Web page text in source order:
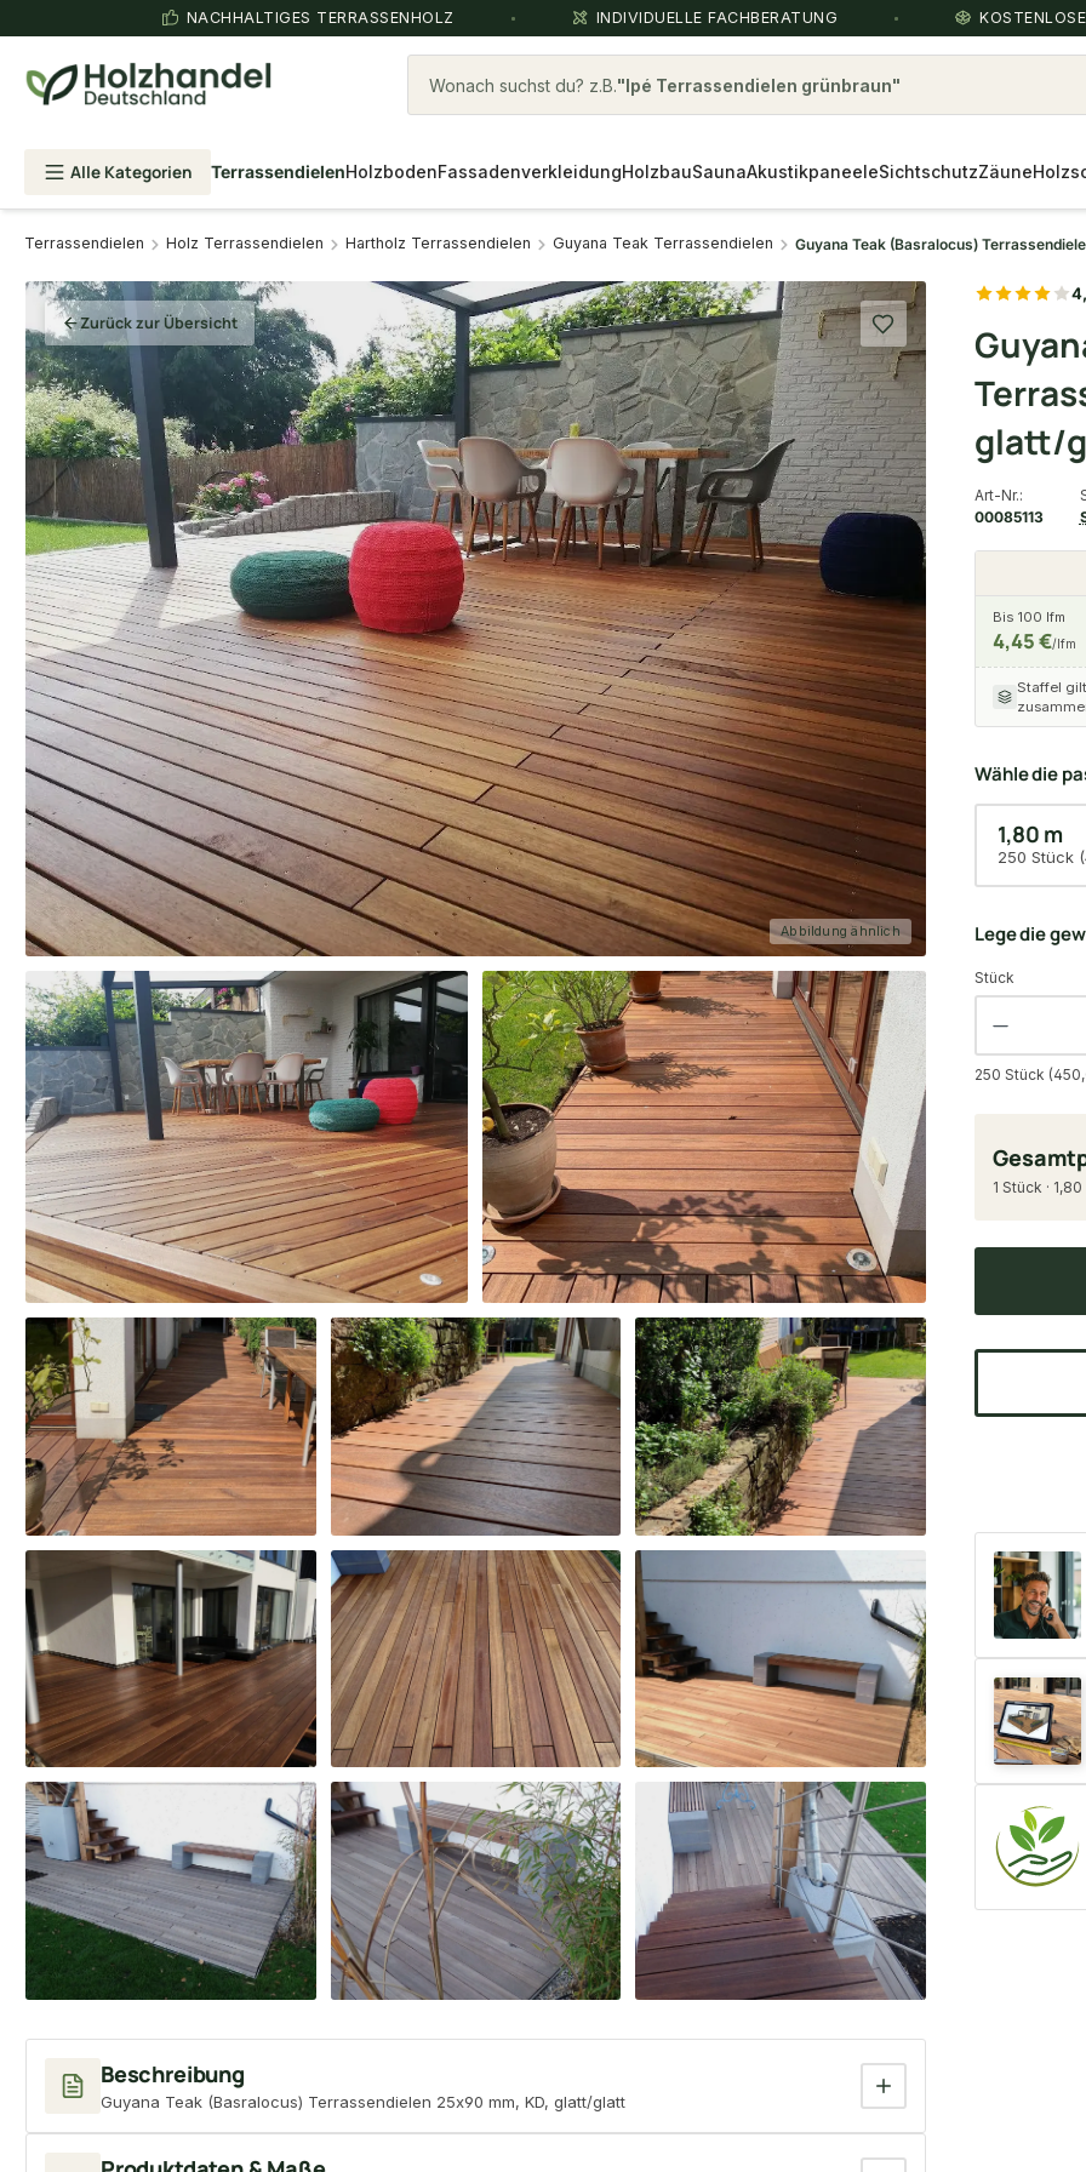
NACHHALTIGES TERRASSENHOLZ INDIVIDUELLE FACHBERATUNG
Wonach suchst du? z.B. eiche
Sekunden daspassende Produkt.
Alle Kategorien TerrassendielenHolzbodenFassadenverkleidungHolzbauSaunaAkustikpaneeleSichtschutzZäune
Terrassendielen Holz Terrassendielen Hartholz Terrassendielen Guyana Teak Terrassendielen Guyana Teak (Basralocus)
Zurück zur Übersicht
Abbildung ähnlich
Beschreibung
Guyana Teak (Basralocus) Terrassendielen 25x90 mm, KD, glatt/glatt
glatt/
Art-Nr.:
00085113
Bis 100 lfm
4,45 €/lfm
Staffel
Wähle die
1,80 m
250 Stück
Lege die
Stück
250 Stück
1 Stück ·